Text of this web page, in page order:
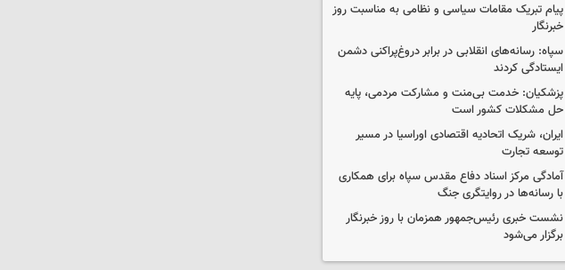
پیام تبریک مقامات سیاسی و نظامی به مناسبت روز
خبرنگار
سپاه: رسانه‌های انقلابی در برابر دروغ‌پراکنی دشمن
ایستادگی کردند
پزشکیان: خدمت بی‌منت و مشارکت مردمی، پایه
حل مشکلات کشور است
ایران، شریک اتحادیه اقتصادی اوراسیا در مسیر
توسعه تجارت
آمادگی مرکز اسناد دفاع مقدس سپاه برای همکاری
با رسانه‌ها در روایتگری جنگ
نشست خبری رئیس‌جمهور همزمان با روز خبرنگار
برگزار می‌شود